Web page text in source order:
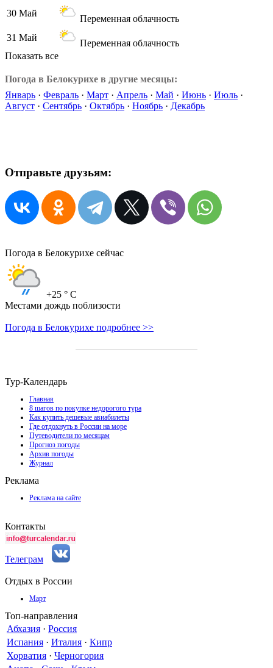
30 Май
Переменная облачность
31 Май
Переменная облачность
Показать все
Погода в Белокурихе в другие месяцы:
Январь · Февраль · Март · Апрель · Май · Июнь · Июль ·
Август · Сентябрь · Октябрь · Ноябрь · Декабрь
Отправьте друзьям:
Погода в Белокурихе сейчас
+25 ° C
Местами дождь поблизости
Погода в Белокурихе подробнее >>
Тур-Календарь
Главная
8 шагов по покупке недорогого тура
Как купить дешевые авиабилеты
Где отдохнуть в России на море
Путеводители по месяцам
Прогноз погоды
Архив погоды
Журнал
Реклама
Реклама на сайте
Контакты
Телеграм
Отдых в России
Март
Топ-направления
Абхазия · Россия
Испания · Италия · Кипр
Хорватия · Черногория